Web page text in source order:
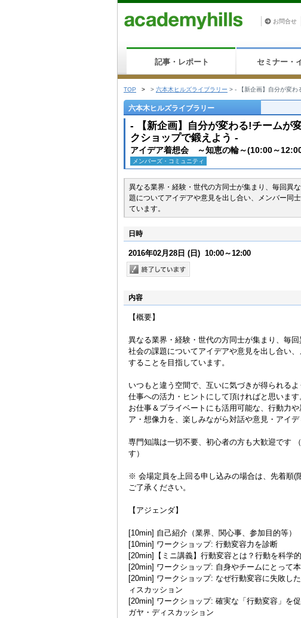
お問合せ
記事・レポート セミナー・
TOP > > 六本木ヒルズライブラリー > - 【新企画】自分が変わ
六本木ヒルズライブラリー
- 【新企画】自分が変わる!チームが
クショップで鍛えよう -
アイデア着想会 ～知恵の輪～(10:00～
メンバーズ・コミュニティ
異なる業界・経験・世代の方同士が集まり、毎回異
題についてアイデアや意見を出し合い、メンバー同
ています。
日時
2016年02月28日 (日) 10:00～12:00
内容
【概要】
異なる業界・経験・世代の方同士が集まり、毎
社会の課題についてアイデアや意見を出し合い
することを目指しています。
いつもと違う空間で、互いに気づきが得られる
仕事への活力・ヒントにして頂ければと思います
お仕事＆プライベートにも活用可能な、行動力
ア・想像力を、楽しみながら対話や意見・アイ
専門知識は一切不要、初心者の方も大歓迎です
す）
※ 会場定員を上回る申し込みの場合は、先着順(
ご了承ください。
【アジェンダ】
[10min] 自己紹介（業界、関心事、参加目的等）
[10min] ワークショップ: 行動変容力を診断
[20min]【ミニ講義】行動変容とは？行動を科学
[20min] ワークショップ: 自身やチームにとって
[20min] ワークショップ: なぜ行動変容に失敗し
ィスカッション
[20min] ワークショップ: 確実な「行動変容」を
ガヤ・ディスカッション